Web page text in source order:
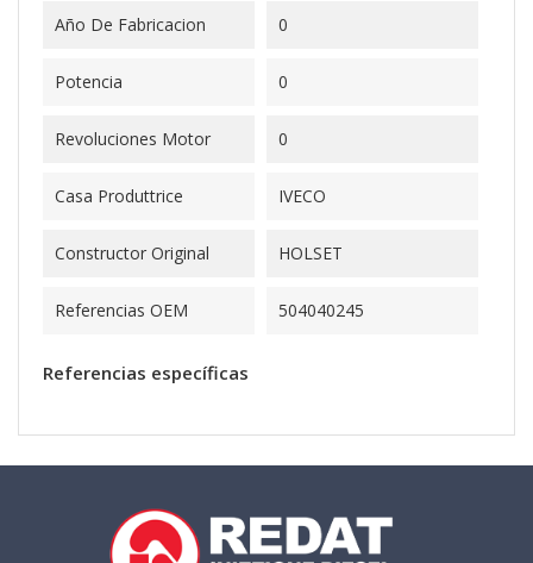
Año De Fabricacion 0
Potencia 0
Revoluciones Motor 0
Casa Produttrice IVECO
Constructor Original HOLSET
Referencias OEM 504040245
Referencias específicas